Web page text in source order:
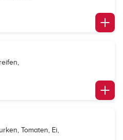
Tomaten, Ei,